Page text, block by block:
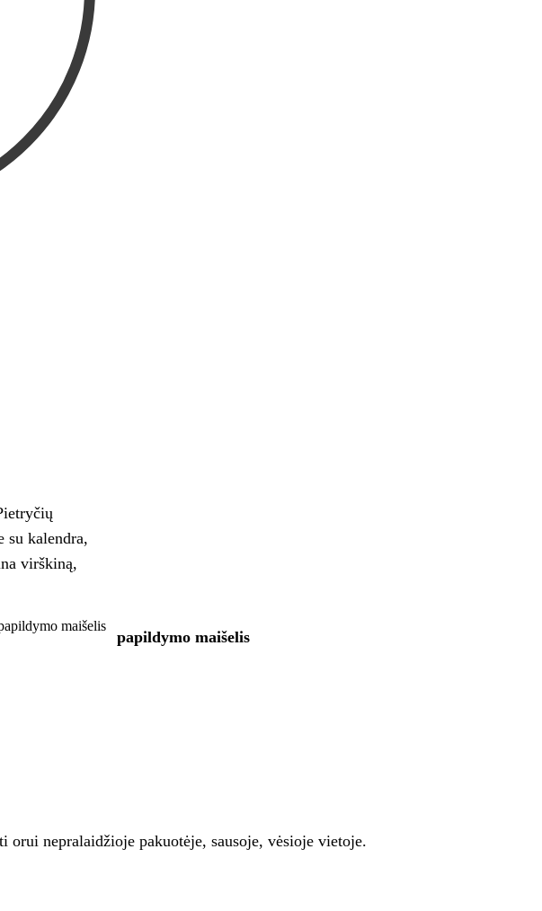
kalendra,
virškiną,
maišelis
papildymo maišelis
nepralaidžioje pakuotėje, sausoje, vėsioje vietoje.